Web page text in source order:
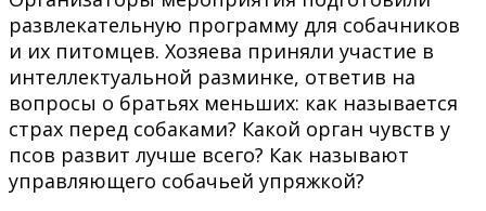
развлекательную программу для собачников
и их питомцев. Хозяева приняли участие в
интеллектуальной разминке, ответив на
вопросы о братьях меньших: как называется
страх перед собаками? Какой орган чувств у
псов развит лучше всего? Как называют
управляющего собачьей упряжкой?